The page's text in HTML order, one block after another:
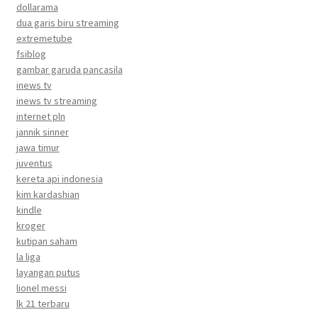
dollarama
dua garis biru streaming
extremetube
fsiblog
gambar garuda pancasila
inews tv
inews tv streaming
internet pln
jannik sinner
jawa timur
juventus
kereta api indonesia
kim kardashian
kindle
kroger
kutipan saham
la liga
layangan putus
lionel messi
lk 21 terbaru